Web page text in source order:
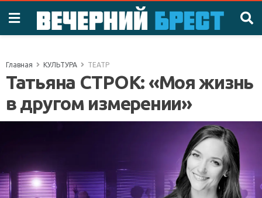
Главная КУЛЬТУРА ТЕАТР
Татьяна СТРОК: «Моя жизнь
в другом измерении»